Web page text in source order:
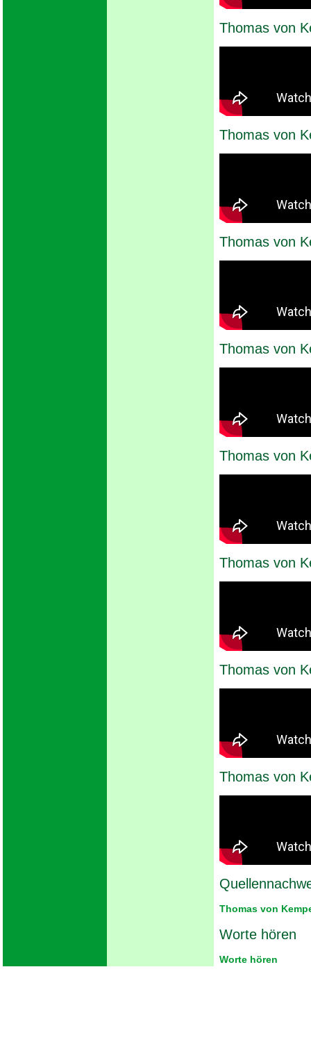
Thomas von
Thomas von
Thomas von
Thomas von
Thomas von
Thomas von
Thomas von
Thomas von
Thomas von
Worte hören
Worte hören